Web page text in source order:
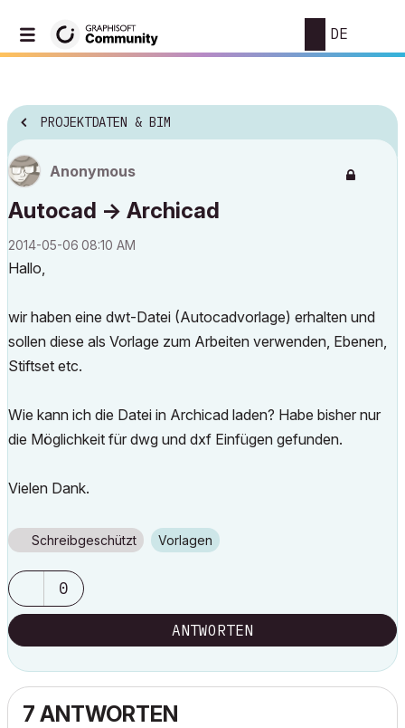
DE
PROJEKTDATEN & BIM
Anonymous
Autocad -> Archicad
‎2014-05-06 08:10 AM
Hallo,
wir haben eine dwt-Datei (Autocadvorlage) erhalten und
sollen diese als Vorlage zum Arbeiten verwenden, Ebenen,
Stiftset etc.
Wie kann ich die Datei in Archicad laden? Habe bisher nur
die Möglichkeit für dwg und dxf Einfügen gefunden.
Vielen Dank.
Schreibgeschützt Vorlagen
0
ANTWORTEN
7 ANTWORTEN